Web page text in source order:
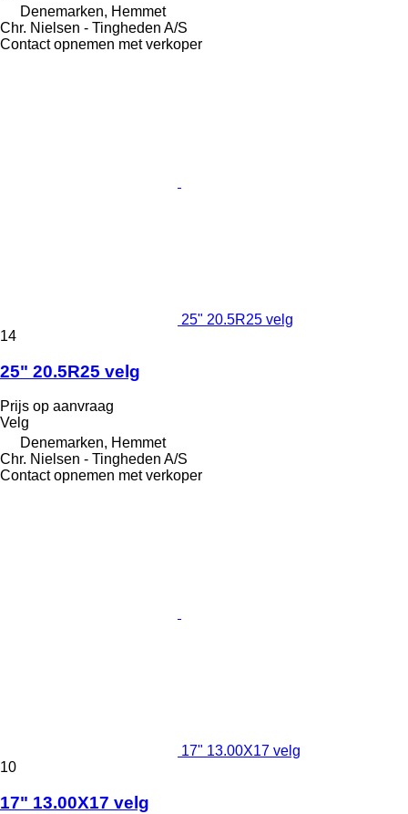
Denemarken, Hemmet
Chr. Nielsen - Tingheden A/S
Contact opnemen met verkoper
25" 20.5R25 velg
14
25" 20.5R25 velg
Prijs op aanvraag
Velg
Denemarken, Hemmet
Chr. Nielsen - Tingheden A/S
Contact opnemen met verkoper
17" 13.00X17 velg
10
17" 13.00X17 velg